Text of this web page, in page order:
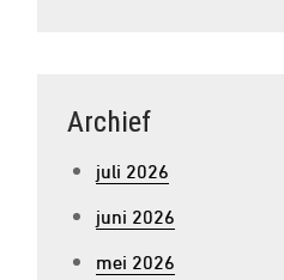
Archief
juli 2026
juni 2026
mei 2026